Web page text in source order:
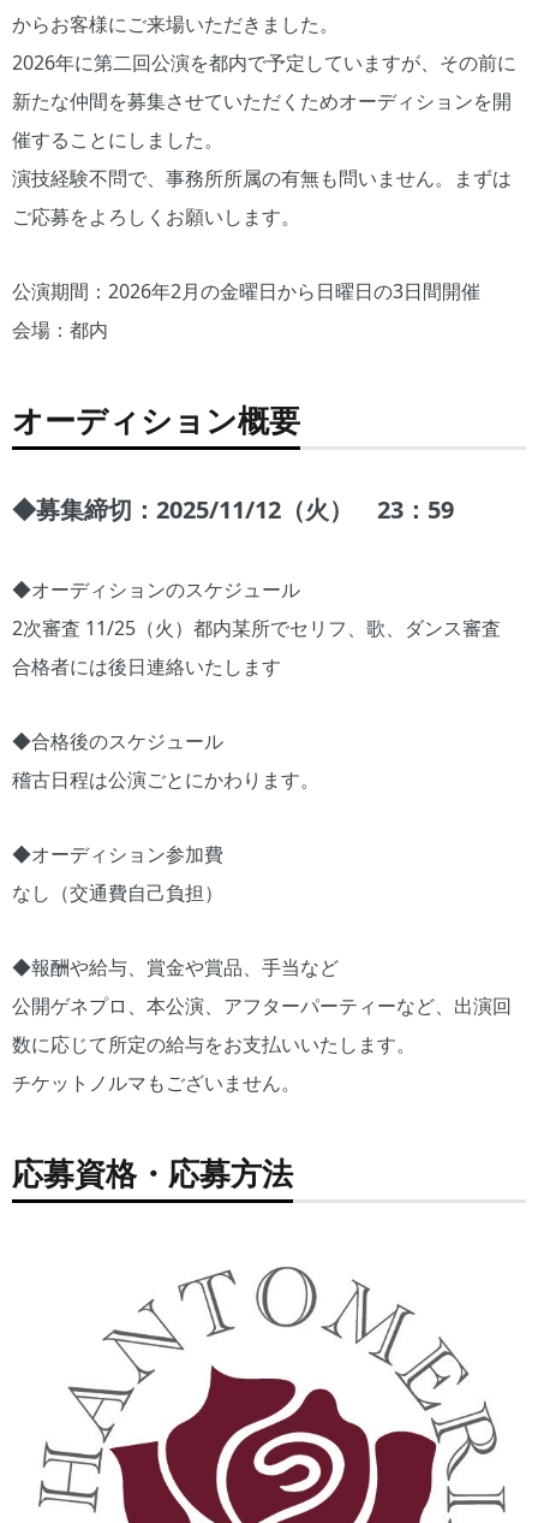
からお客様にご来場いただきました。
2026年に第二回公演を都内で予定していますが、その前に
新たな仲間を募集させていただくためオーディションを開
催することにしました。
演技経験不問で、事務所所属の有無も問いません。まずは
ご応募をよろしくお願いします。
公演期間：2026年2月の金曜日から日曜日の3日間開催
会場：都内
オーディション概要
◆募集締切：2025/11/12（火） 23：59
◆オーディションのスケジュール
2次審査 11/25（火）都内某所でセリフ、歌、ダンス審査
合格者には後日連絡いたします
◆合格後のスケジュール
稽古日程は公演ごとにかわります。
◆オーディション参加費
なし（交通費自己負担）
◆報酬や給与、賞金や賞品、手当など
公開ゲネプロ、本公演、アフターパーティーなど、出演回
数に応じて所定の給与をお支払いいたします。
チケットノルマもございません。
応募資格・応募方法